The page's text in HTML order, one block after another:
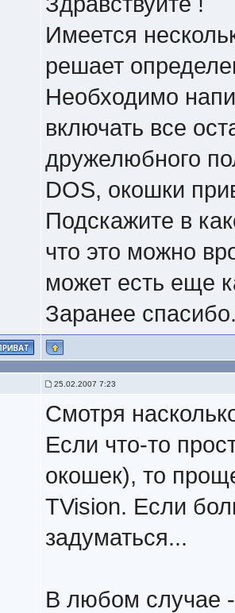
Имеется
решает
Необходимо
включать все
дружелюбного
DOS, окошки
Подскажите в
что это можно
может есть еще
Заранее
25.02.2007 7:23
Смотря
Если что-то
окошек), то
TVision. Если
задуматься...
В любом случае